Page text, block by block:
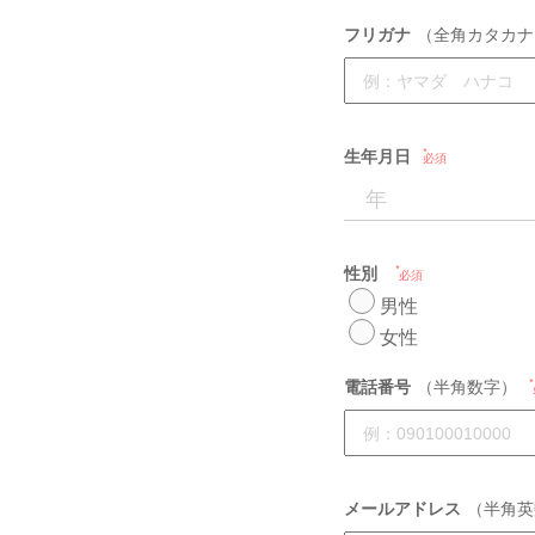
フリガナ （全角カタカナ
生年月日 必須
性別 必須
男性
女性
電話番号 （半角数字）
メールアドレス （半角英